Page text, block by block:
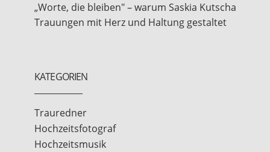
„Worte, die bleiben" – warum Saskia Kutscha
Trauungen mit Herz und Haltung gestaltet
KATEGORIEN
Trauredner
Hochzeitsfotograf
Hochzeitsmusik